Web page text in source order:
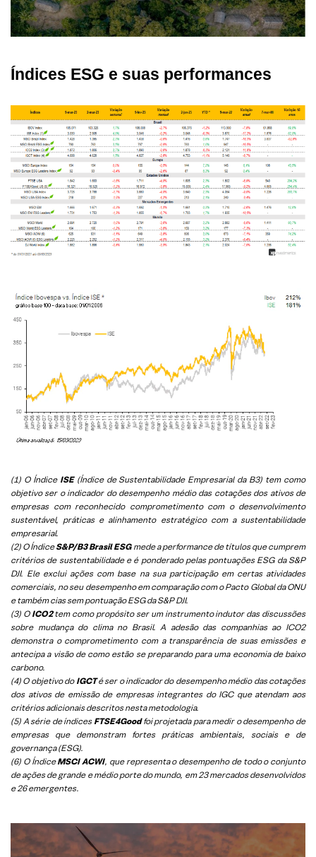
Índices ESG e suas performances
(1) O Índice ISE(Índice de Sustentabilidade Empresarial da B3) tem como
objetivo ser o indicador do desempenho médio das cotações dos ativos de
empresas com reconhecido comprometimento com o desenvolvimento
sustentável, práticas e alinhamento estratégico com a sustentabilidade
empresarial.
(2) O ÍndiceS&P/B3 Brasil ESGmede a performance de títulos que cumprem
critérios de sustentabilidade e é ponderado pelas pontuações ESG da S&P
DJI. Ele exclui ações com base na sua participação em certas atividades
comerciais, no seu desempenho em comparação com o Pacto Global da ONU
e também cias sem pontuação ESG da S&P DJI.
(3) O ICO2tem como propósito ser um instrumento indutor das discussões
sobre mudança do clima no Brasil. A adesão das companhias ao ICO2
demonstra o comprometimento com a transparência de suas emissões e
antecipa a visão de como estão se preparando para uma economia de baixo
carbono.
(4) O objetivo do IGCTé ser o indicador do desempenho médio das cotações
dos ativos de emissão de empresas integrantes do IGC que atendam aos
critérios adicionais descritos nesta metodologia.
(5) A série de índices FTSE4Goodfoi projetada para medir o desempenho de
empresas que demonstram fortes práticas ambientais, sociais e de
governança (ESG).
(6) O ÍndiceMSCI ACWI, que representa o desempenho de todo o conjunto
de ações de grande e médio porte do mundo, em 23 mercados desenvolvidos
e 26 emergentes.